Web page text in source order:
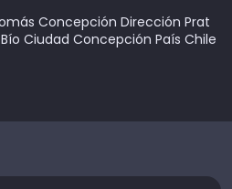
Concepción Dirección Prat
Ciudad Concepción País Chile